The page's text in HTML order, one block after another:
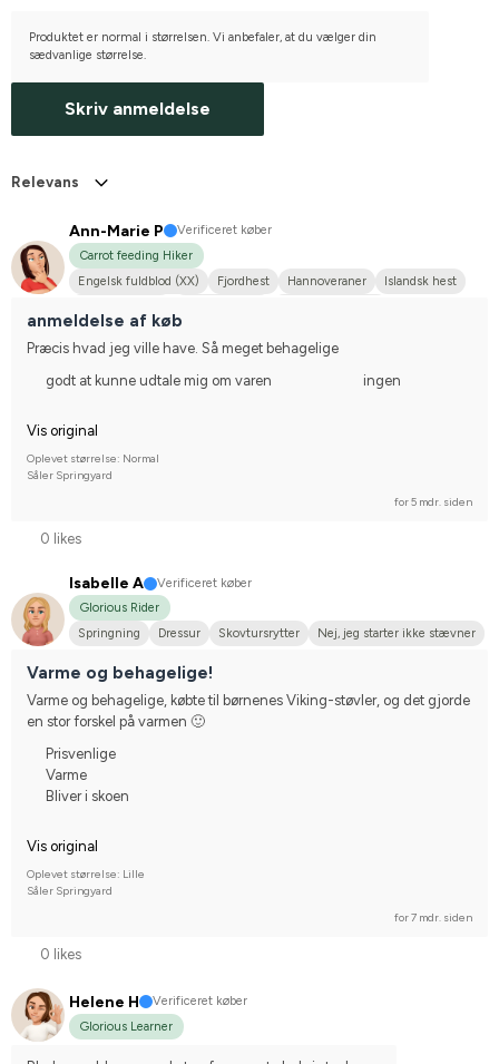
Produktet er normal i størrelsen. Vi anbefaler, at du vælger din
sædvanlige størrelse.
Skriv anmeldelse
Relevans
Ann-Marie P
Verificeret køber
Carrot feeding Hiker
Engelsk fuldblod (XX)
Fjordhest Hannoveraner
Islandsk hest
anmeldelse af køb
Præcis hvad jeg ville have. Så meget behagelige
godt at kunne udtale mig om varen
ingen
Vis original
Oplevet størrelse: Normal
Såler Springyard
for 5 mdr. siden
0 likes
Isabelle A
Verificeret køber
Glorious Rider
Springning
Dressur Skovtursrytter Nej, jeg starter ikke stævner
Varme og behagelige!
Varme og behagelige, købte til børnenes Viking-støvler, og det gjorde
en stor forskel på varmen 🙂
Prisvenlige
Varme
Bliver i skoen
Vis original
Oplevet størrelse: Lille
Såler Springyard
for 7 mdr. siden
0 likes
Helene H
Verificeret køber
Glorious Learner